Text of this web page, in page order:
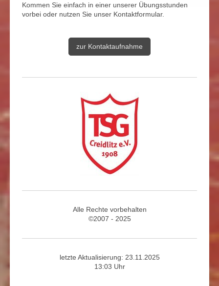
Kommen Sie einfach in einer unserer Übungsstunden
vorbei oder nutzen Sie unser Kontaktformular.
zur Kontaktaufnahme
Alle Rechte vorbehalten
©2007 - 2025
letzte Aktualisierung: 23.11.2025
13:03 Uhr